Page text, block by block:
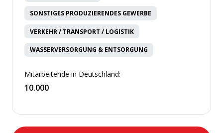
SONSTIGES PRODUZIERENDES GEWERBE
VERKEHR / TRANSPORT / LOGISTIK
WASSERVERSORGUNG & ENTSORGUNG
Mitarbeitende in Deutschland:
10.000